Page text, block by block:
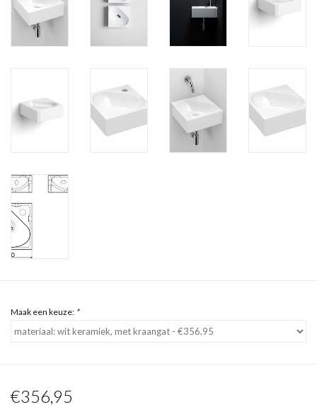
Maak een keuze: *
€356,95